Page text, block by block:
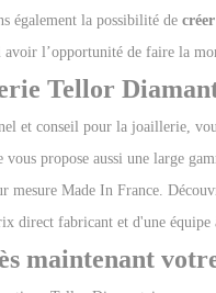
également la possibilité de
avoir l’opportunité de faire la
Tellor
et conseil pour la joaillerie,
propose aussi une large
mesure Made In France.
direct fabricant et d'une équipe
maintenant